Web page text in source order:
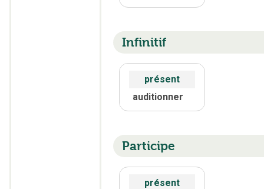
Infinitif
présent
auditionner
Participe
présent